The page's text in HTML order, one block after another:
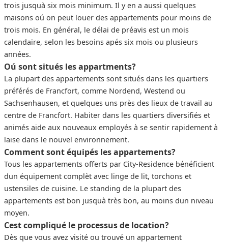
trois jusquà six mois minimum. Il y en a aussi quelques
maisons oú on peut louer des appartements pour moins de
trois mois. En général, le délai de préavis est un mois
calendaire, selon les besoins apés six mois ou plusieurs
années.
Oú sont situés les appartments?
La plupart des appartements sont situés dans les quartiers
préférés de Francfort, comme Nordend, Westend ou
Sachsenhausen, et quelques uns près des lieux de travail au
centre de Francfort. Habiter dans les quartiers diversifiés et
animés aide aux nouveaux employés à se sentir rapidement à
laise dans le nouvel environnement.
Comment sont équipés les appartements?
Tous les appartements offerts par City-Residence bénéficient
dun équipement complèt avec linge de lit, torchons et
ustensiles de cuisine. Le standing de la plupart des
appartements est bon jusquà très bon, au moins dun niveau
moyen.
Cest compliqué le processus de location?
Dès que vous avez visité ou trouvé un appartement